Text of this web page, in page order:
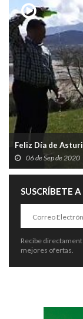
Feliz Día de
06 de Sep de 2020
SUSCRÍBETE
Recibe
mejores ofertas.